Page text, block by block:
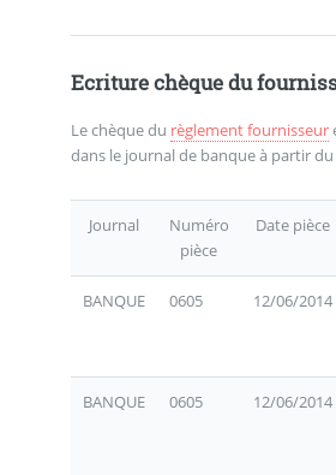
Ecriture chèque du
Le chèque du règlement fournisseur
dans le journal de banque à partir
Journal
Numéro
pièce
Date pièce
BANQUE 0605 12/06/2014
BANQUE 0605 12/06/2014